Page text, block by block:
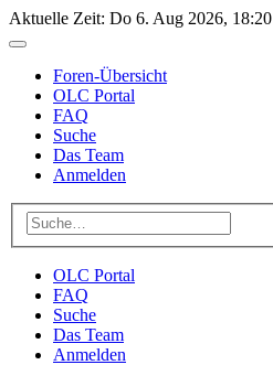
Aktuelle Zeit: Do 6. Aug 2026, 18:20
Foren-Übersicht
OLC Portal
FAQ
Suche
Das Team
Anmelden
OLC Portal
FAQ
Suche
Das Team
Anmelden